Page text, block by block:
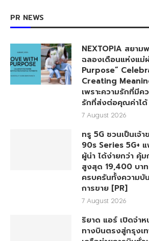
PR NEWS
NEXTOPIA สยาม
ฉลองเดือนแห่งแม่
Purpose”
Creating
เพราะความรักที่มี
รักที่ส่งต่อคุณค่าได้
7 August 2026
ทรู 5G ชวนเป็นเจ้
90s Series 5G+
ผู้นำ ได้ง่ายกว่า คุ้
สูงสุด 19,400 บา
ครบครันทั้งความบั
การขาย [PR]
7 August 2026
ริยาด แอร์ เปิดจำ
ทางบินตรงสู่กรุงเ